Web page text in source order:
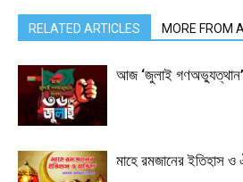
RELATED ARTICLES MORE FROM
আজ ‘জুলাই
মাহে রমজানের ইতিহাস ও